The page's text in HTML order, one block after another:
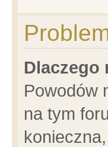
Dlaczego
Powodów
na tym